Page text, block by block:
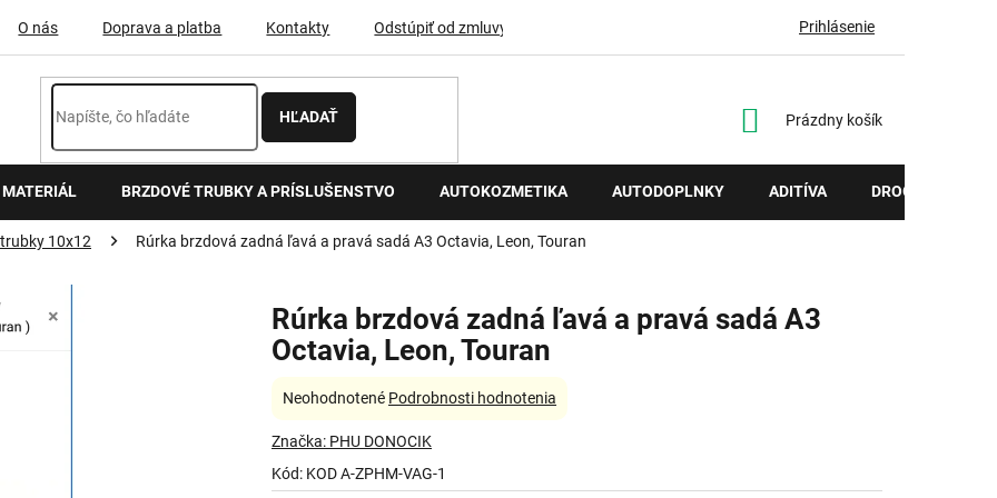
O nás Doprava a platba Kontakty Odstúpiť od zmluvy Prihlásenie
HĽADAŤ
NÁKUPNÝ
Prázdny košík
BRZDOVÉ TRUBKY A PRÍSLUŠENSTVO AUTOKOZMETIKA AUTODOPLNKY ADITÍVA DROGÉRIA
10x12 Rúrka brzdová zadná ľavá a pravá sadá A3 Octavia, Leon, Touran
Rúrka brzdová zadná ľavá a pravá sadá A3
Octavia, Leon, Touran
Kód: KOD A-ZPHM-VAG-1
Priemerné
produktu
0,0
Neohodnotené Podrobnosti hodnotenia
Značka: PHU DONOCIK